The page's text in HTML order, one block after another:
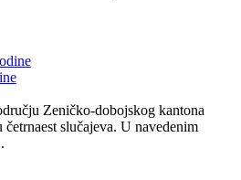
Zeničko-dobojskog kantona
slučajeva. U navedenim